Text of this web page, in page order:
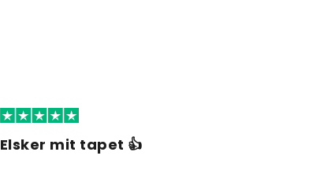
Elsker mit tapet 👍